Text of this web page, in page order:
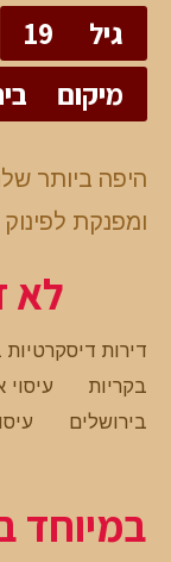
גיל
19
מיקום
היפה ביותר
ומפנקת
לא
דירות
בקריות
בירושלים
במיוחד